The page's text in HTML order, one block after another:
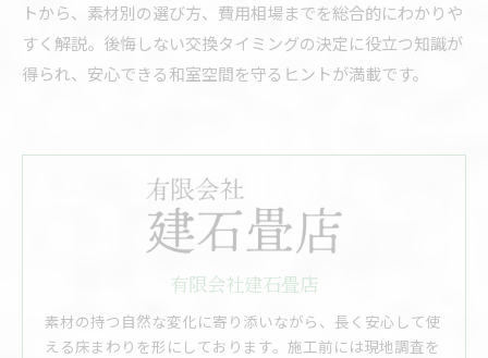
トから、素材別の選び方、費用相場までを総合的にわかりや
すく解説。後悔しない交換タイミングの決定に役立つ知識が
得られ、安心できる和室空間を守るヒントが満載です。
有限会社建石畳店
素材の持つ自然な変化に寄り添いながら、長く安心して使
える床まわりを形にしております。施工前には現地調査を